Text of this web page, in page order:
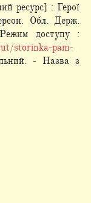
ресурс] : Герої
Обл. Держ.
доступу :
storinka-pam-
- Назва з